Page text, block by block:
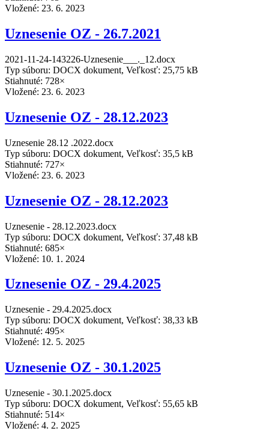
Vložené: 23. 6. 2023
Uznesenie OZ - 26.7.2021
2021-11-24-143226-Uznesenie___._12.docx
Typ súboru: DOCX dokument, Veľkosť: 25,75 kB
Stiahnuté: 728×
Vložené: 23. 6. 2023
Uznesenie OZ - 28.12.2023
Uznesenie 28.12 .2022.docx
Typ súboru: DOCX dokument, Veľkosť: 35,5 kB
Stiahnuté: 727×
Vložené: 23. 6. 2023
Uznesenie OZ - 28.12.2023
Uznesenie - 28.12.2023.docx
Typ súboru: DOCX dokument, Veľkosť: 37,48 kB
Stiahnuté: 685×
Vložené: 10. 1. 2024
Uznesenie OZ - 29.4.2025
Uznesenie - 29.4.2025.docx
Typ súboru: DOCX dokument, Veľkosť: 38,33 kB
Stiahnuté: 495×
Vložené: 12. 5. 2025
Uznesenie OZ - 30.1.2025
Uznesenie - 30.1.2025.docx
Typ súboru: DOCX dokument, Veľkosť: 55,65 kB
Stiahnuté: 514×
Vložené: 4. 2. 2025